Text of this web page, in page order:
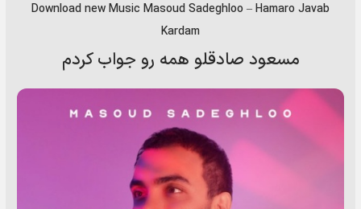
Download new Music Masoud Sadeghloo –Hamaro Javab
Kardam
مسعود صادقلو همه رو جواب کردم